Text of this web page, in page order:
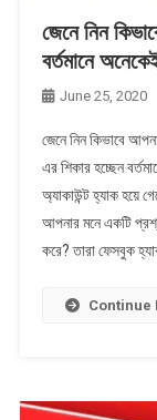
জেনে নিন
বর্তমানে
June 25, 2020
জেনে নিন কিভাবে
এর শিকার হচ্ছেন
অ্যাকাউন্ট হ্যাক হয়ে
আপনার মনে একটি
করে? তারা ফেসবুক
Continue